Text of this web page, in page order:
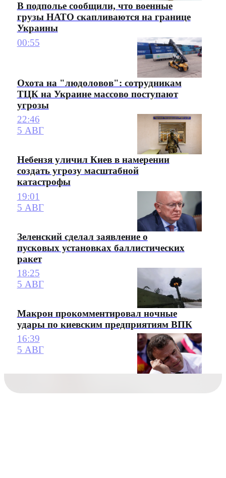
В подполье сообщили, что военные
грузы НАТО скапливаются на границе
Украины
00:55
Охота на "людоловов": сотрудникам
ТЦК на Украине массово поступают
угрозы
22:46
5 АВГ
Небензя уличил Киев в намерении
создать угрозу масштабной
катастрофы
19:01
5 АВГ
Зеленский сделал заявление о
пусковых установках баллистических
ракет
18:25
5 АВГ
Макрон прокомментировал ночные
удары по киевским предприятиям ВПК
16:39
5 АВГ